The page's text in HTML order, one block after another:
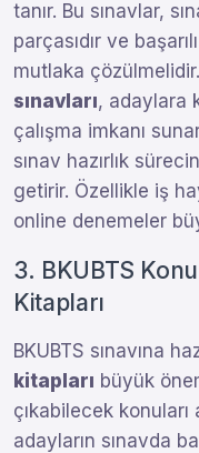
tanır. Bu sınavlar,
parçasıdır ve
mutlaka çözülmelidir.
sınavları, adaylara
çalışma imkanı
sınav hazırlık
getirir. Özellikle iş
online denemeler
3. BKUBTS Konu
Kitapları
BKUBTS sınavına
kitapları büyük
çıkabilecek konuları
adayların sınavda